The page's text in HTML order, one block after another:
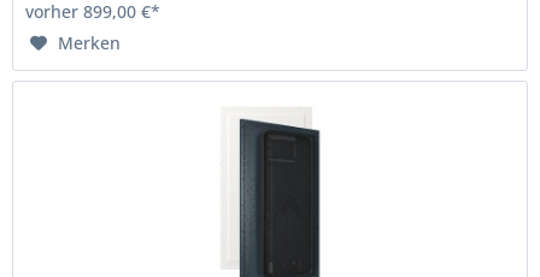
vorher 899,00 €*
Merken